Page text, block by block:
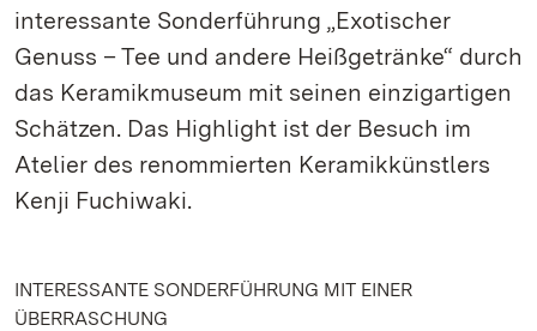
interessante Sonderführung „Exotischer
Genuss – Tee und andere Heißgetränke“ durch
das Keramikmuseum mit seinen einzigartigen
Schätzen. Das Highlight ist der Besuch im
Atelier des renommierten Keramikkünstlers
Kenji Fuchiwaki.
INTERESSANTE SONDERFÜHRUNG MIT EINER
ÜBERRASCHUNG